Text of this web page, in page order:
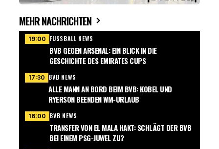
MEHR NACHRICHTEN
19:00 FUSSBALL NEWS
BVB GEGEN ARSENAL: EIN BLICK IN DIE
GESCHICHTE DES EMIRATES CUPS
17:30 BVB NEWS
ALLE MANN AN BORD BEIM BVB: KOBEL UND
RYERSON BEENDEN WM-URLAUB
16:00 BVB NEWS
TRANSFER VON EL MALA HAKT: SCHLÄGT DER BVB
BEI EINEM PSG-JUWEL ZU?